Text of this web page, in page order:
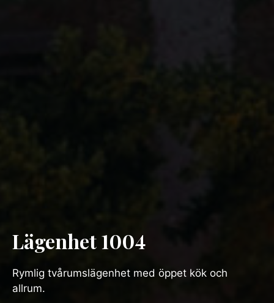
Lägenhet 1004
Rymlig tvårumslägenhet med öppet kök och
allrum.